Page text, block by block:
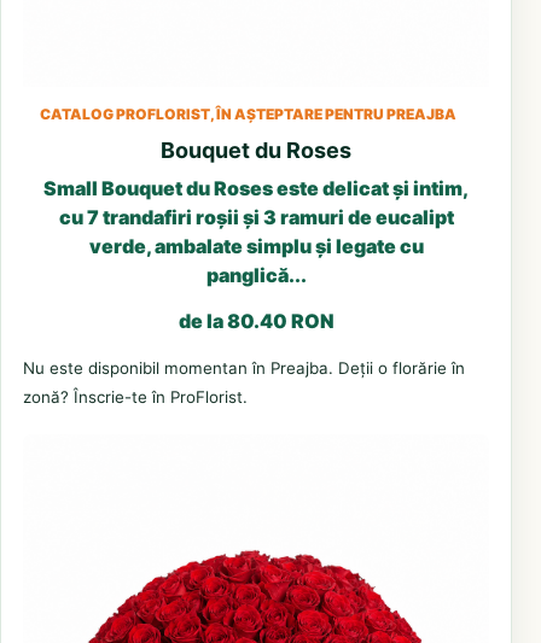
CATALOG PROFLORIST, ÎN AȘTEPTARE PENTRU PREAJBA
Bouquet du Roses
Small Bouquet du Roses este delicat și intim,
cu 7 trandafiri roșii și 3 ramuri de eucalipt
verde, ambalate simplu și legate cu
panglică...
de la 80.40 RON
Nu este disponibil momentan în Preajba. Deții o florărie în
zonă? Înscrie-te în ProFlorist.